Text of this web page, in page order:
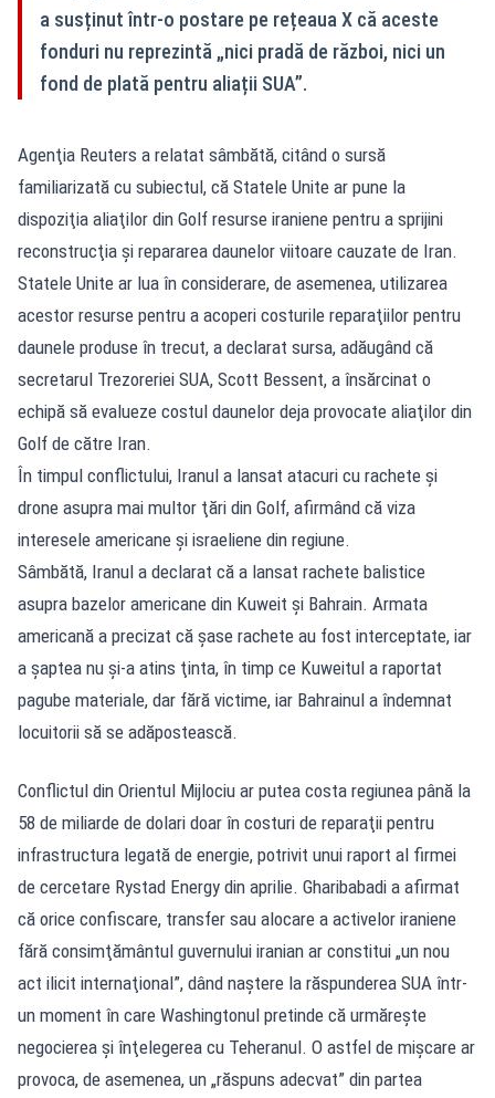
a susținut într-o postare pe rețeaua X că aceste
fonduri nu reprezintă „nici pradă de război, nici un
fond de plată pentru aliații SUA”.
Agenţia Reuters a relatat sâmbătă, citând o sursă
familiarizată cu subiectul, că Statele Unite ar pune la
dispoziţia aliaţilor din Golf resurse iraniene pentru a sprijini
reconstrucţia şi repararea daunelor viitoare cauzate de Iran.
Statele Unite ar lua în considerare, de asemenea, utilizarea
acestor resurse pentru a acoperi costurile reparaţiilor pentru
daunele produse în trecut, a declarat sursa, adăugând că
secretarul Trezoreriei SUA, Scott Bessent, a însărcinat o
echipă să evalueze costul daunelor deja provocate aliaţilor din
Golf de către Iran.
În timpul conflictului, Iranul a lansat atacuri cu rachete şi
drone asupra mai multor ţări din Golf, afirmând că viza
interesele americane şi israeliene din regiune.
Sâmbătă, Iranul a declarat că a lansat rachete balistice
asupra bazelor americane din Kuweit şi Bahrain. Armata
americană a precizat că şase rachete au fost interceptate, iar
a şaptea nu şi-a atins ţinta, în timp ce Kuweitul a raportat
pagube materiale, dar fără victime, iar Bahrainul a îndemnat
locuitorii să se adăpostească.
Conflictul din Orientul Mijlociu ar putea costa regiunea până la
58 de miliarde de dolari doar în costuri de reparaţii pentru
infrastructura legată de energie, potrivit unui raport al firmei
de cercetare Rystad Energy din aprilie. Gharibabadi a afirmat
că orice confiscare, transfer sau alocare a activelor iraniene
fără consimţământul guvernului iranian ar constitui „un nou
act ilicit internaţional”, dând naştere la răspunderea SUA într-
un moment în care Washingtonul pretinde că urmăreşte
negocierea şi înţelegerea cu Teheranul. O astfel de mişcare ar
provoca, de asemenea, un „răspuns adecvat” din partea